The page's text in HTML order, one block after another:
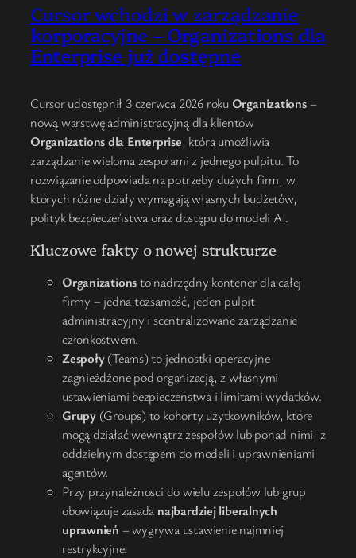
Cursor wchodzi w zarządzanie
korporacyjne – Organizations dla
Enterprise już dostępne
Cursor udostępnił 3 czerwca 2026 roku Organizations–
nową warstwę administracyjną dla klientów
Organizations dla Enterprise, która umożliwia
zarządzanie wieloma zespołami z jednego pulpitu. To
rozwiązanie odpowiada na potrzeby dużych firm, w
których różne działy wymagają własnych budżetów,
polityk bezpieczeństwa oraz dostępu do modeli AI.
Kluczowe fakty o nowej strukturze
Organizationsto nadrzędny kontener dla całej
firmy – jedna tożsamość, jeden pulpit
administracyjny i scentralizowane zarządzanie
członkostwem.
Zespoły(Teams) to jednostki operacyjne
zagnieżdżone pod organizacją, z własnymi
ustawieniami bezpieczeństwa i limitami wydatków.
Grupy(Groups) to kohorty użytkowników, które
mogą działać wewnątrz zespołów lub ponad nimi, z
oddzielnym dostępem do modeli i uprawnieniami
agentów.
Przy przynależności do wielu zespołów lub grup
obowiązuje zasada najbardziej liberalnych
uprawnień – wygrywa ustawienie najmniej
restrykcyjne.